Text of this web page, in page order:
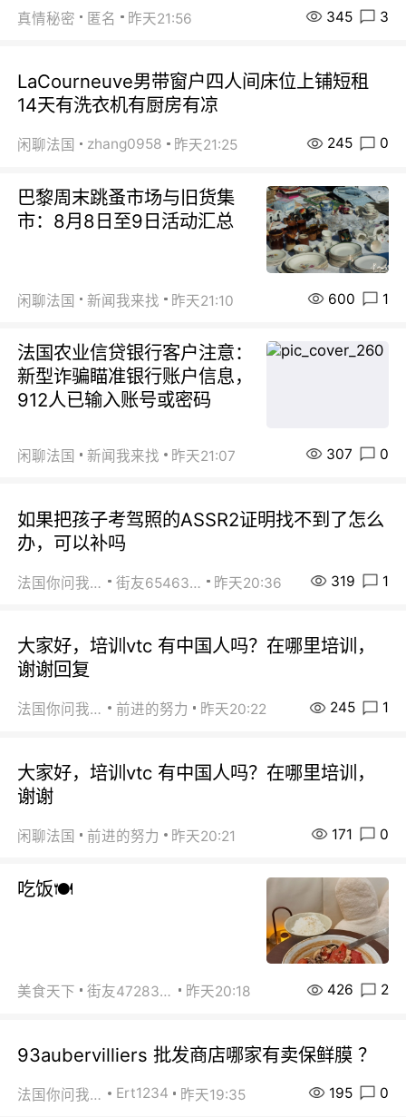
真情秘密 匿名 昨天21:56 345 3
LaCourneuve男带窗户四人间床位上铺短租
14天有洗衣机有厨房有凉
闲聊法国 zhang0958 昨天21:25 245 0
巴黎周末跳蚤市场与旧货集
市：8月8日至9日活动汇总
闲聊法国 新闻我来找 昨天21:10 600 1
法国农业信贷银行客户注意：
新型诈骗瞄准银行账户信息，
912人已输入账号或密码
闲聊法国 新闻我来找 昨天21:07 307 0
如果把孩子考驾照的ASSR2证明找不到了怎么
办，可以补吗
法国你问我答 街友65463281 昨天20:36 319 1
大家好，培训vtc 有中国人吗？在哪里培训，
谢谢回复
法国你问我答 前进的努力 昨天20:22 245 1
大家好，培训vtc 有中国人吗？在哪里培训，
谢谢
闲聊法国 前进的努力 昨天20:21 171 0
吃饭🍽️
美食天下 街友472838572 昨天20:18 426 2
93aubervilliers 批发商店哪家有卖保鲜膜 ？
法国你问我答 Ert1234 昨天19:35 195 0